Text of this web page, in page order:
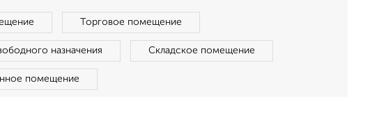
Торговое помещение
назначения Складское помещение
помещение